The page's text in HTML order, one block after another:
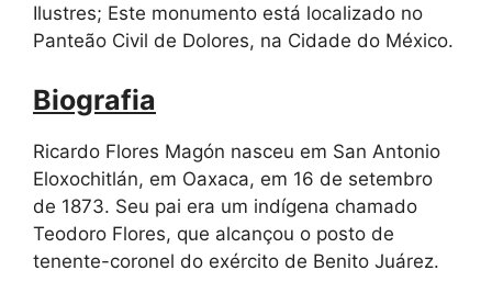
Ilustres; Este monumento está localizado no
Panteão Civil de Dolores, na Cidade do México.
Biografia
Ricardo Flores Magón nasceu em San Antonio
Eloxochitlán, em Oaxaca, em 16 de setembro
de 1873. Seu pai era um indígena chamado
Teodoro Flores, que alcançou o posto de
tenente-coronel do exército de Benito Juárez.